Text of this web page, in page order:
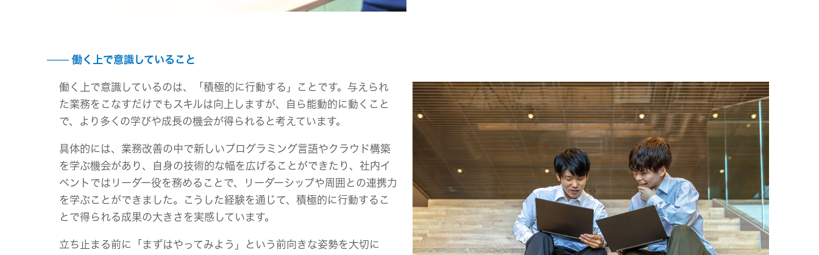
働く上で意識していること
働く上で意識しているのは、「積極的に行動する」ことです。与えられ
た業務をこなすだけでもスキルは向上しますが、自ら能動的に動くこと
で、より多くの学びや成長の機会が得られると考えています。
具体的には、業務改善の中で新しいプログラミング言語やクラウド構築
を学ぶ機会があり、自身の技術的な幅を広げることができたり、社内イ
ベントではリーダー役を務めることで、リーダーシップや周囲との連携力
を学ぶことができました。こうした経験を通じて、積極的に行動するこ
とで得られる成果の大きさを実感しています。
立ち止まる前に「まずはやってみよう」という前向きな姿勢を大切に